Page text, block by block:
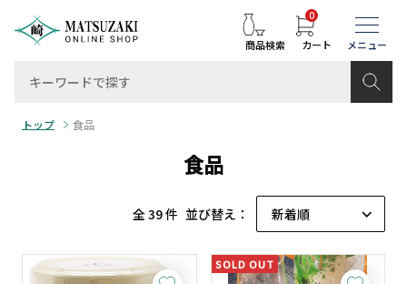
商品検索 カート
0
トップ 食品
食品
全 39 件 並び替え：
SOLD OUT